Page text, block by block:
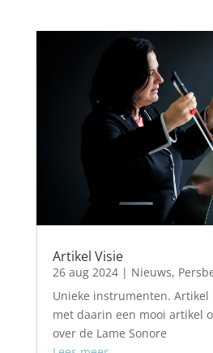
Artikel Visie
26 aug 2024| Nieuws,
Unieke instrumenten. Artikel
met daarin een mooi artikel
over de Lame Sonore